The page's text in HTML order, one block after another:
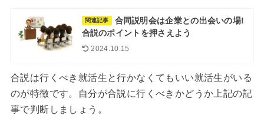
関連記事
合同説明会は企業との出会いの場!
合説のポイントを押さえよう
2024.10.15
合説は行くべき就活生と行かなくてもいい就活生がいる
のが特徴です。自分が合説に行くべきかどうか上記の記
事で判断しましょう。